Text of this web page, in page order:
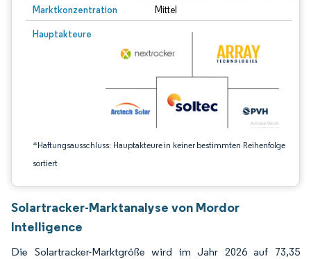
Marktkonzentration Mittel
Hauptakteure
*Haftungsausschluss: Hauptakteure in keiner bestimmten Reihenfolge
sortiert
Bild © Mordor Intelligence. Wiederverwendung erfordert Namensnennung
Solartracker-Marktanalyse von Mordor
Intelligence
Die Solartracker-Marktgröße wird im Jahr 2026 auf 73,35